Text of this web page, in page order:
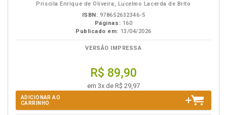
Priscila Enrique de Oliveira, Lucelmo Lacerda de Brito
ISBN: 978652632346-5
Páginas: 160
Publicado em: 13/04/2026
VERSÃO IMPRESSA
R$ 89,90
em 3x de R$ 29,97
ADICIONAR AO
CARRINHO